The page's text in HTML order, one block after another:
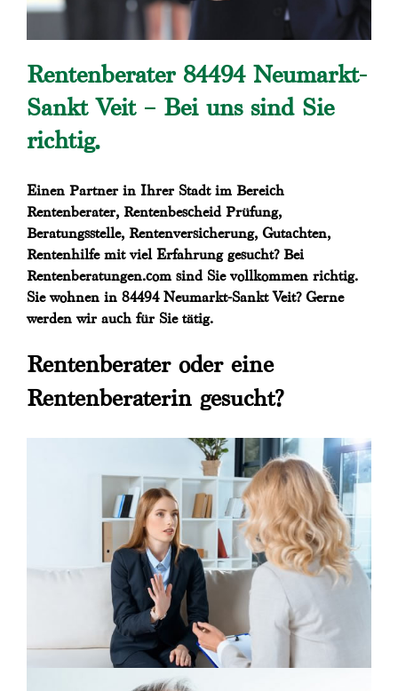
Rentenberater 84494 Neumarkt-
Sankt Veit – Bei uns sind Sie
richtig.
Einen Partner in Ihrer Stadt im Bereich
Rentenberater, Rentenbescheid Prüfung,
Beratungsstelle, Rentenversicherung, Gutachten,
Rentenhilfe mit viel Erfahrung gesucht? Bei
Rentenberatungen.com sind Sie vollkommen richtig.
Sie wohnen in 84494 Neumarkt-Sankt Veit? Gerne
werden wir auch für Sie tätig.
Rentenberater oder eine
Rentenberaterin gesucht?